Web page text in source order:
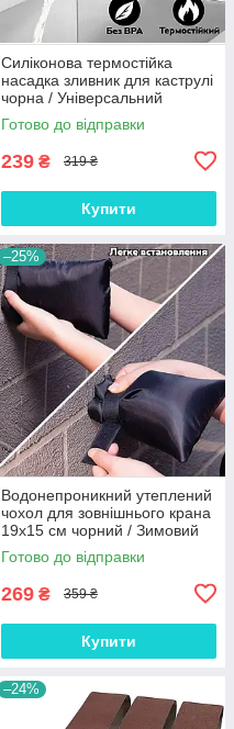
Силіконова термостійка
насадка зливник для каструлі
чорна / Універсальний
друшляк кліпса для
безпечного зливу води
Готово до відправки
239 ₴ 319 ₴
Купити
–25%
Водонепроникний утеплений
чохол для зовнішнього крана
19х15 см чорний / Зимовий
захисний ковпак від
замерзання
Готово до відправки
269 ₴ 359 ₴
Купити
–24%